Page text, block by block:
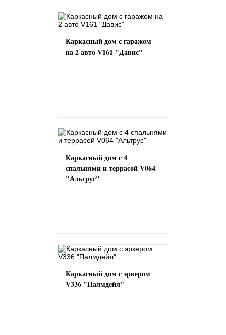
Каркасный дом с гаражом
на 2 авто V161 "Давис"
Каркасный дом с 4
спальнями и террасой V064
"Альтрус"
Каркасный дом с эркером
V336 "Палмдейл"